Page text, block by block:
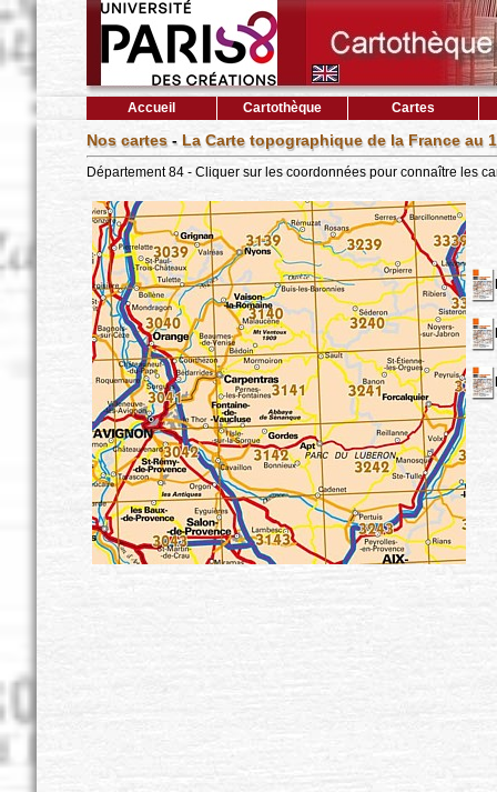
Accueil Cartothèque Cartes
Nos cartes- La Carte topographique de la France au
Département 84 - Cliquer sur les coordonnées pour connaître les